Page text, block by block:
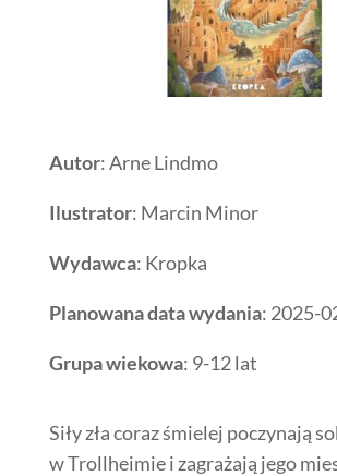
Autor: Arne Lindmo
Ilustrator: Marcin Minor
Wydawca: Kropka
Planowana data wydania: 2025-
Grupa wiekowa: 9-12 lat
Siły zła coraz śmielej poczynają
w Trollheimie i zagrażają jego